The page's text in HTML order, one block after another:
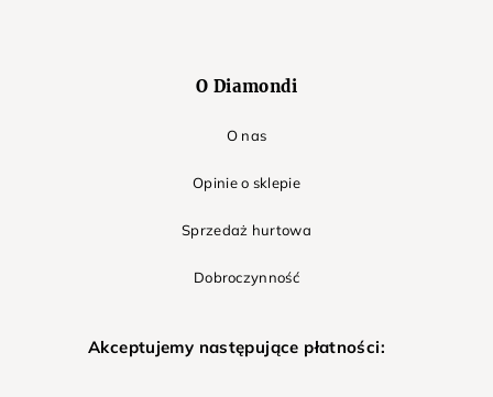
O Diamondi
O nas
Opinie o sklepie
Sprzedaż hurtowa
Dobroczynność
Akceptujemy następujące płatności: